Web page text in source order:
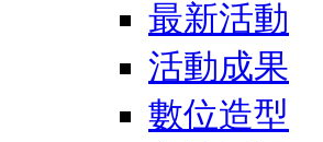
最新活動
活動成果
數位造型